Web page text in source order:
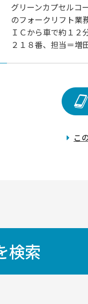
グリーンカプセルコ
のフォークリフト業
ＩＣから車で約１２
２１８番、担当＝増
こ
検索